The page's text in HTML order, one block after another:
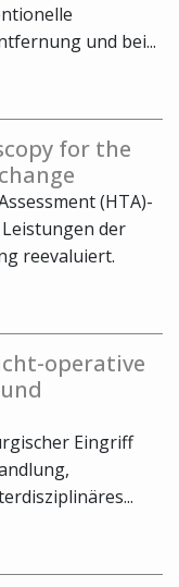
und bei...
for the
(HTA)-
der
reevaluiert.
operative
Eingriff